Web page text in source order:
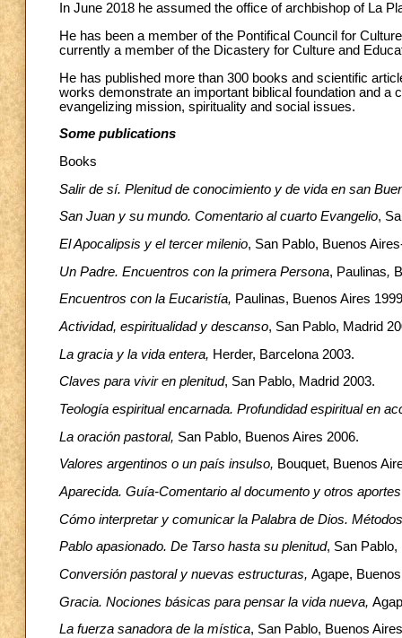
In June 2018 he assumed the office of archbishop of La
He has been a member of the Pontifical Council for
currently a member of the Dicastery for Culture and
He has published more than 300 books and scientific
works demonstrate an important biblical foundation and a
evangelizing mission, spirituality and social issues.
Some publications
Books
Salir de sí. Plenitud de conocimiento y de vida en san
San Juan y su mundo. Comentario al cuarto Evangelio,
El Apocalipsis y el tercer milenio, San Pablo, Buenos
Un Padre. Encuentros con la primera Persona, Paulinas,
Encuentros con la Eucaristía, Paulinas, Buenos Aires
Actividad, espiritualidad y descanso, San Pablo, Madrid
La gracia y la vida entera, Herder, Barcelona 2003.
Claves para vivir en plenitud, San Pablo, Madrid 2003.
Teología espiritual encarnada. Profundidad espiritual en
La oración pastoral, San Pablo, Buenos Aires 2006.
Valores argentinos o un país insulso, Bouquet, Buenos
Aparecida. Guía-Comentario al documento y otros aportes
Cómo interpretar y comunicar la Palabra de Dios.
Pablo apasionado. De Tarso hasta su plenitud, San Pablo,
Conversión pastoral y nuevas estructuras, Agape,
Gracia. Nociones básicas para pensar la vida nueva,
La fuerza sanadora de la mística, San Pablo, Buenos